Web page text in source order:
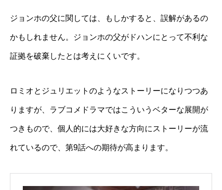
ジョンホの父に関しては、もしかすると、誤解があるの
かもしれません。ジョンホの父がドハンにとって不利な
証拠を破棄したとは考えにくいです。
ロミオとジュリエットのようなストーリーになりつつあ
りますが、ラブコメドラマではこういうベターな展開が
つきもので、個人的には大好きな方向にストーリーが流
れているので、第9話への期待が高まります。